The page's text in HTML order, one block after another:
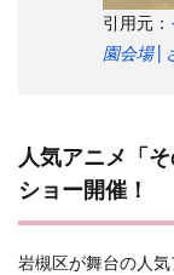
引用元：
園会場 |
人気アニメ「
ショー開催！
岩槻区が舞台の人